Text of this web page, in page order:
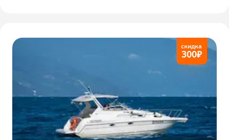
скидка
300₽